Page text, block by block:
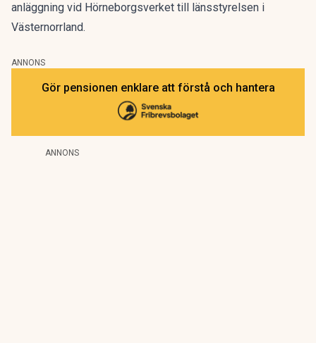
anläggning vid Hörneborgsverket till länsstyrelsen i
Västernorrland.
ANNONS
Gör pensionen enklare att förstå och hantera
ANNONS